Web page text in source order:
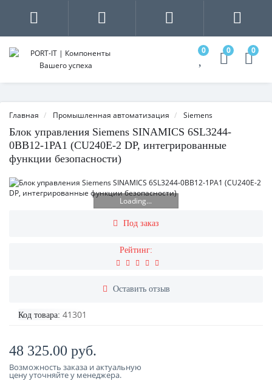
0 0 0
Главная Промышленная автоматизация Siemens
Блок управления Siemens SINAMICS 6SL3244-
0BB12-1PA1 (CU240E-2 DP, интегрированные
функции безопасности)
Loading...
Под заказ
Рейтинг:
Оставить отзыв
Код товара: 41301
48 325.00 руб.
Возможность заказа и актуальную
цену уточняйте у менеджера.